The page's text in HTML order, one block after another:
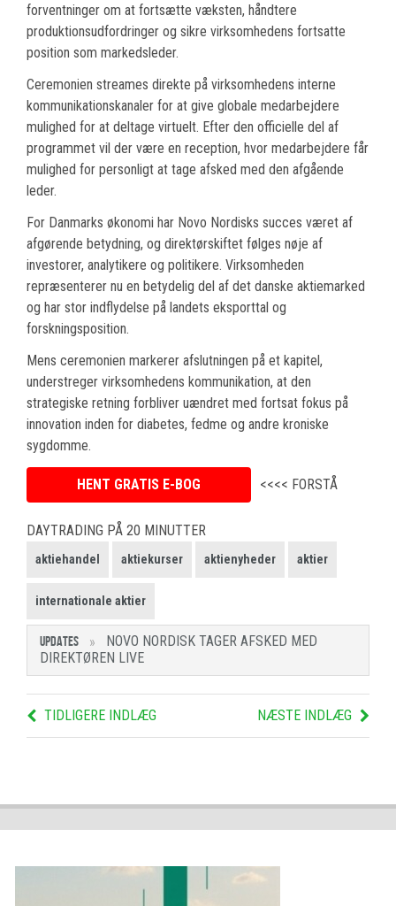
forventninger om at fortsætte væksten, håndtere
produktionsudfordringer og sikre virksomhedens fortsatte
position som markedsleder.
Ceremonien streames direkte på virksomhedens interne
kommunikationskanaler for at give globale medarbejdere
mulighed for at deltage virtuelt. Efter den officielle del af
programmet vil der være en reception, hvor medarbejdere får
mulighed for personligt at tage afsked med den afgående
leder.
For Danmarks økonomi har Novo Nordisks succes været af
afgørende betydning, og direktørskiftet følges nøje af
investorer, analytikere og politikere. Virksomheden
repræsenterer nu en betydelig del af det danske aktiemarked
og har stor indflydelse på landets eksporttal og
forskningsposition.
Mens ceremonien markerer afslutningen på et kapitel,
understreger virksomhedens kommunikation, at den
strategiske retning forbliver uændret med fortsat fokus på
innovation inden for diabetes, fedme og andre kroniske
sygdomme.
HENT GRATIS E-BOG <<<< FORSTÅ
DAYTRADING PÅ 20 MINUTTER
aktiehandel aktiekurser aktienyheder aktier
internationale aktier
UPDATES
NOVO NORDISK TAGER AFSKED MED
DIREKTØREN LIVE
TIDLIGERE INDLÆG NÆSTE INDLÆG